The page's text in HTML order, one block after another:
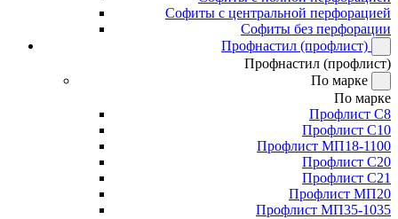
Софиты с центральной перфорацией
Софиты без перфорации
Профнастил (профлист)
Профнастил (профлист)
По марке
По марке
Профлист С8
Профлист С10
Профлист МП18-1100
Профлист С20
Профлист С21
Профлист МП20
Профлист МП35-1035